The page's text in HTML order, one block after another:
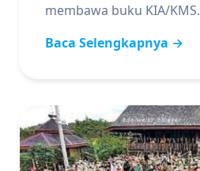
membawa buku KIA/KMS.
Baca Selengkapnya →